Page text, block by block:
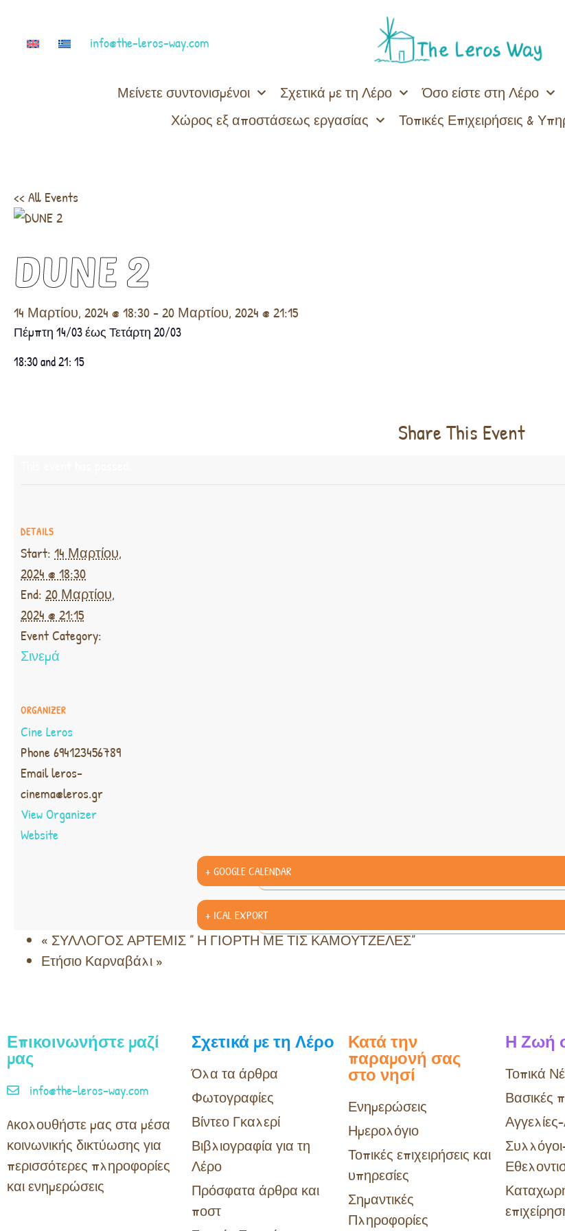
info@the-leros-way.com
Μείνετε συντονισμένοι Σχετικά με τη Λέρο Όσο είστε στη Λέρο
Χώρος εξ αποστάσεως εργασίας
Τοπικές Επιχειρήσεις &
<< All Events
DUNE 2
14 Μαρτίου, 2024 @ 18:30-20 Μαρτίου, 2024 @ 21:15
Πέμπτη 14/03 έως Τετάρτη 20/03
18:30 and 21: 15
Share This Event
DETAILS
Start: 14 Μαρτίου,
2024 @ 18:30
End: 20 Μαρτίου,
2024 @ 21:15
Event Category:
Σινεμά
ORGANIZER
Cine Leros
Phone694123456789
Emailleros-
cinema@leros.gr
View Organizer
Website
+ GOOGLE CALENDAR
+ ICAL EXPORT
« ΣΥΛΛΟΓΟΣ ΑΡΤΕΜΙΣ ” Η ΓΙΟΡΤΗ ΜΕ ΤΙΣ ΚΑΜΟΥΤΖΕΛΕΣ”
Ετήσιο Καρναβάλι »
Επικοινωνήστε μαζί
μας
info@the-leros-way.com
Aκολουθήστε μας στα μέσα
κοινωνικής δικτύωσης για
περισσότερες πληροφορίες
και ενημερώσεις
Σχετικά με τη Λέρο
Όλα τα άρθρα
Φωτογραφίες
Βίντεο Γκαλερί
Βιβλιογραφία για τη
Λέρο
Πρόσφατα άρθρα και
ποστ
Κατά την
παραμονή σας
στο νησί
Ενημερώσεις
Ημερολόγιο
Τοπικές επιχειρήσεις και
υπηρεσίες
Σημαντικές
Πληροφορίες
Η Ζωή
Τοπικά
Βασικές